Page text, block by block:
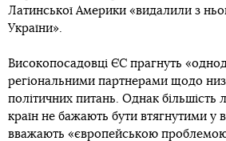
Латинської Америки «видалили з
України».
Високопосадовці ЄС прагнуть
регіональними партнерами щодо
політичних питань. Однак більшість
країн не бажають бути втягнутими у
вважають «європейською